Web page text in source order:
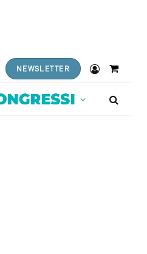
NEWSLETTER
Shopping